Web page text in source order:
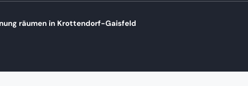
räumen in Krottendorf-Gaisfeld